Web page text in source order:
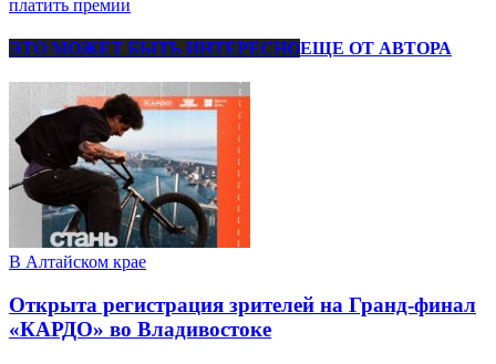
платить премии
ЭТО МОЖЕТ БЫТЬ ИНТЕРЕСНОЕЩЕ ОТ АВТОРА
В Алтайском крае
Открыта регистрация зрителей на Гранд-финал
«КАРДО» во Владивостоке